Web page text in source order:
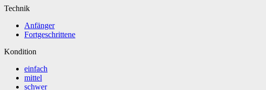
Technik
Anfänger
Fortgeschrittene
Kondition
einfach
mittel
schwer